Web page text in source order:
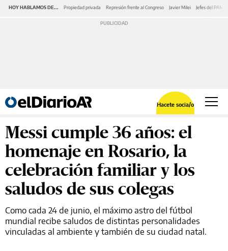
HOY HABLAMOS DE... Propiedad privada Represión frente al Congreso Javier Milei Jefes del PAMI
Hacete socia/o
Messi cumple 36 años: el
homenaje en Rosario, la
celebración familiar y los
saludos de sus colegas
Como cada 24 de junio, el máximo astro del fútbol
mundial recibe saludos de distintas personalidades
vinculadas al ambiente y también de su ciudad natal.